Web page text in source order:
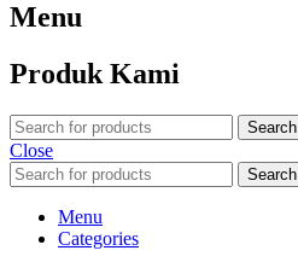
Menu
Produk Kami
Search
Close
Search
Menu
Categories